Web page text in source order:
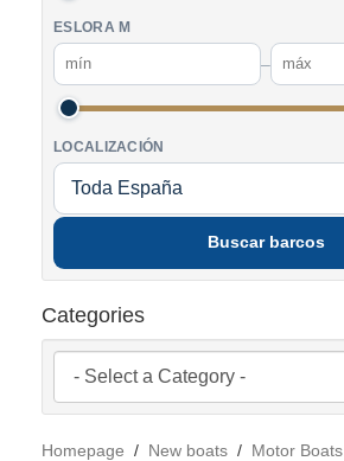
ESLORA M
–
LOCALIZACIÓN
Buscar barcos
Categories
Homepage / New boats / Motor Boats